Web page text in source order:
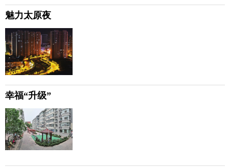
魅力太原夜
幸福“升级”